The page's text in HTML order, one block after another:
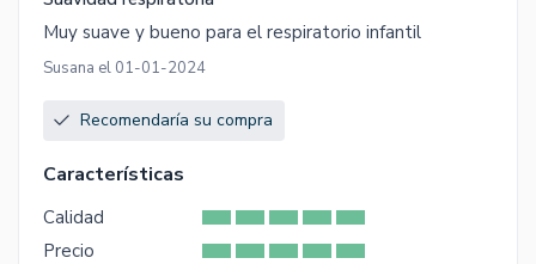
Muy suave y bueno para el respiratorio infantil
Susana el 01-01-2024
Recomendaría su compra
Características
Calidad
Precio